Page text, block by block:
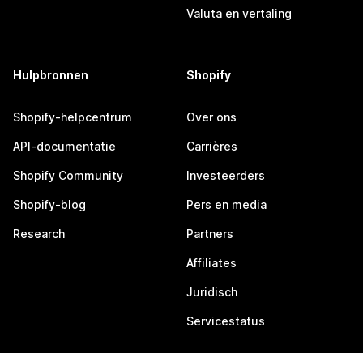
Valuta en vertaling
Hulpbronnen
Shopify-helpcentrum
API-documentatie
Shopify Community
Shopify-blog
Research
Shopify
Over ons
Carrières
Investeerders
Pers en media
Partners
Affiliates
Juridisch
Servicestatus